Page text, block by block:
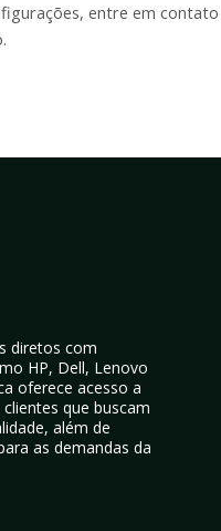
entre em contato
diretos com
HP, Dell, Lenovo
oferece acesso a
que buscam
além de
as demandas da